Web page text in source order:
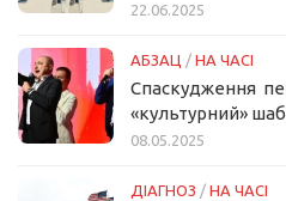
22.06.2025
АБЗАЦ / НА ЧАСІ
Спаскудження
«культурний»
08.05.2025
ДІАГНОЗ / НА ЧАСІ